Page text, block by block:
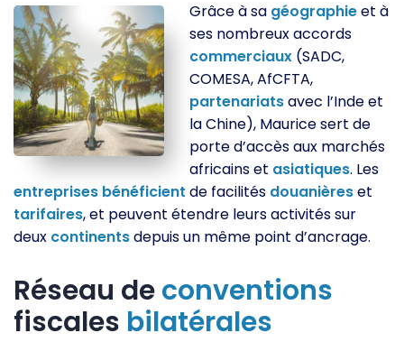
Grâce à sa géographieet à
ses nombreux accords
commerciaux (SADC,
COMESA, AfCFTA,
partenariatsavec l’Inde et
la Chine), Maurice sert de
porte d’accès aux marchés
africains et asiatiques. Les
entreprises bénéficient de facilités douanièreset
tarifaires, et peuvent étendre leurs activités sur
deux continentsdepuis un même point d’ancrage.
Réseau deconventions
fiscales bilatérales